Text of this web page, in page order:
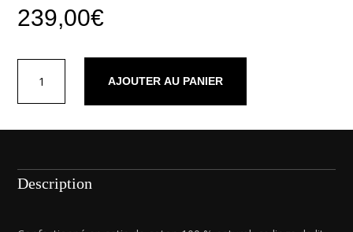
239,00€
Housse
2
taies
AJOUTER AU PANIER
Description